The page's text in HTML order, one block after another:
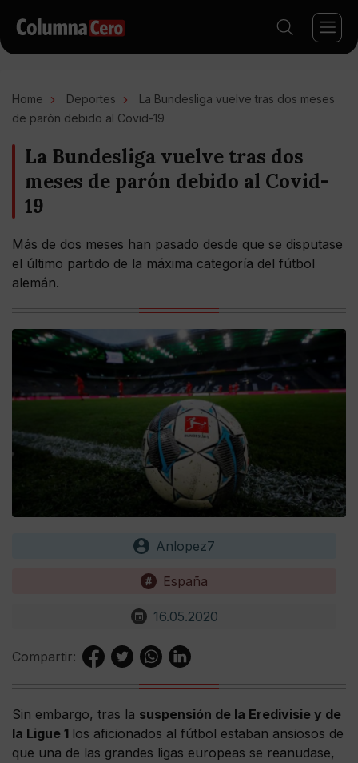
Home Deportes
La Bundesliga vuelve tras dos meses
de parón debido al Covid-19
La Bundesliga vuelve tras dos
meses de parón debido al Covid-
19
Más de dos meses han pasado desde que se disputase
el último partido de la máxima categoría del fútbol
alemán.
Anlopez7
España
16.05.2020
Compartir:
Sin embargo, tras la suspensión de la Eredivisie y de
la Ligue 1 los aficionados al fútbol estaban ansiosos de
que una de las grandes ligas europeas se reanudase,